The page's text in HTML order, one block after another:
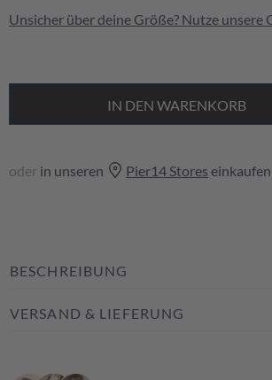
Unsicher über deine Größe? Nutze unsere
IN DEN WARENKORB
oder in unseren Pier14 Stores einkaufen
BESCHREIBUNG
VERSAND & LIEFERUNG